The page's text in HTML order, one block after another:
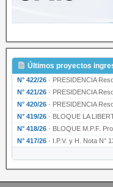
Últimos proyectos
N° 422/26 · PRESIDENCIA
N° 421/26 · PRESIDENCIA
N° 420/26 · PRESIDENCIA
N° 419/26 · BLOQUE LA LIBERTAD
N° 418/26 · BLOQUE M.P.F. Proyecto
N° 417/26 · I.P.V. y H. Nota N° 1358/